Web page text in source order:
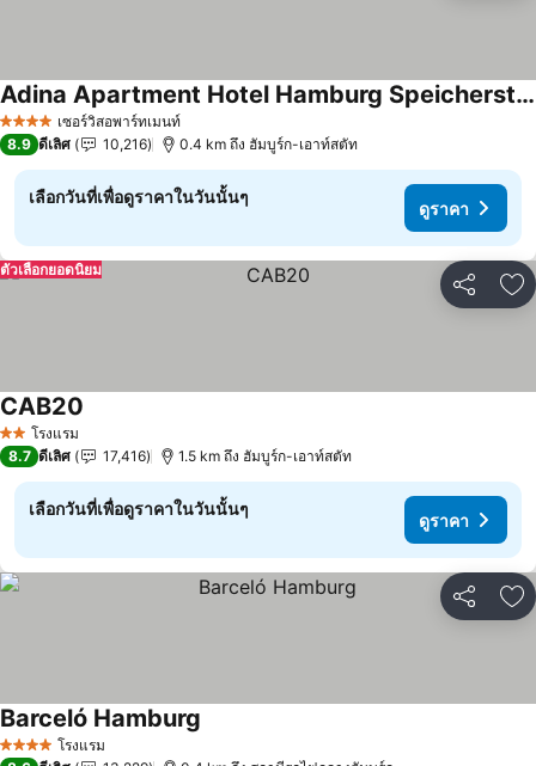
4 ดาว เซอร์วิสอพาร์ทเมนท์
Adina Apartment Hotel Hamburg Speicherstadt
8.9 ดีเลิศ 10,216 0.4 km ถึง ฮัมบูร์ก-เอาท์สตัท
เลือกวันที่เพื่อดูราคาในวันนั้นๆ
ดูราคา
แชร์ เ
ตัวเลือกยอดนิยม
2 ดาวโรงแรม
CAB20
8.7 ดีเลิศ 17,416 1.5 km ถึง ฮัมบูร์ก-เอาท์สตัท
เลือกวันที่เพื่อดูราคาในวันนั้นๆ
ดูราคา
แชร์ เ
4 ดาว โรงแรม
Barceló Hamburg